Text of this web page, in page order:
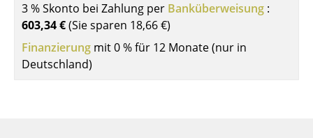
Kindertische
Gartentische
Servierwagen
3 % Skonto bei Zahlung per Banküberweisung :
603,34 €(Sie sparen 18,66 €)
Finanzierung mit 0 % für 12 Monate (nur in
Deutschland)